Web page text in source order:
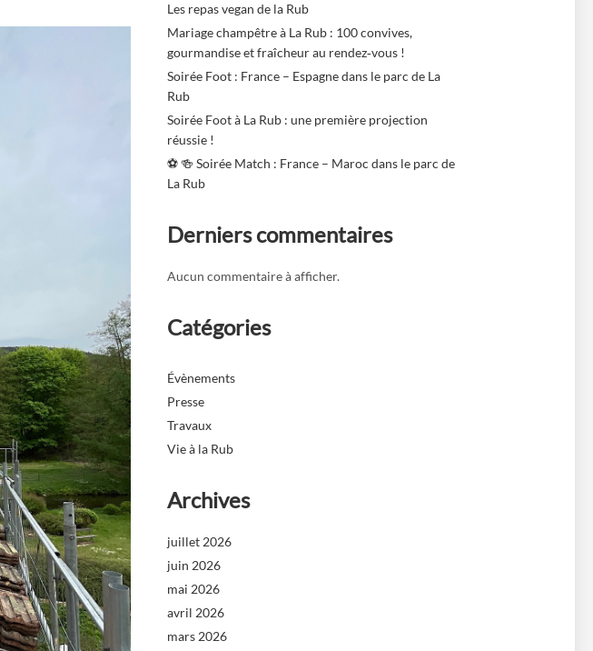
Les repas vegan de la Rub
Mariage champêtre à La Rub : 100 convives,
gourmandise et fraîcheur au rendez‑vous !
Soirée Foot : France – Espagne dans le parc de La
Rub
Soirée Foot à La Rub : une première projection
réussie !
⚽️ 🍻 Soirée Match : France – Maroc dans le parc de
La Rub
Derniers commentaires
Aucun commentaire à afficher.
Catégories
Évènements
Presse
Travaux
Vie à la Rub
Archives
juillet 2026
juin 2026
mai 2026
avril 2026
mars 2026